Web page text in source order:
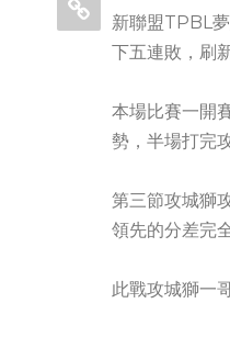
新聯盟TPBL
下五連敗，刷
本場比賽一開
勢，半場打完
第三節攻城獅
領先的分差完
此戰攻城獅一